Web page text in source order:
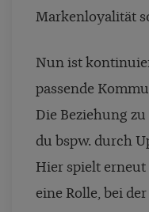
Markenloyalität
Nun ist
passende
Die Beziehung
du bspw. durch
Hier spielt
eine Rolle, bei